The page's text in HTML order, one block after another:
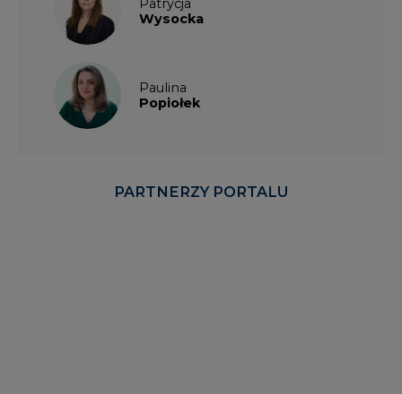
Wysocka
Paulina
Popiołek
PARTNERZY PORTALU